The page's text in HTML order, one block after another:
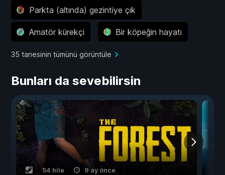
Parkta (altında) gezintiye çık
Amatör kürekçi Bir köpeğin hayatı
35 tanesinin tümünü görüntüle
Bunları da sevebilirsin
54 hile 9 ay önce